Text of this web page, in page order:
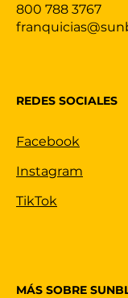
800 788 3767
REDES SOCIALES
Facebook
Instagram
TikTok
MÁS SOBRE